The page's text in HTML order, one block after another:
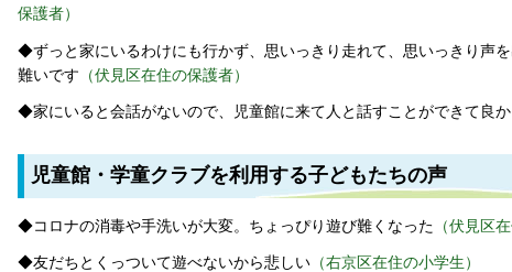
保護者）
◆ずっと家にいるわけにも行かず、思いっきり走れて、思いっきり声
難いです （伏見区在住の保護者）
◆家にいると会話がないので、児童館に来て人と話すことができて良
児童館・学童クラブを利用する子どもたちの声
◆コロナの消毒や手洗いが大変。ちょっぴり遊び難くなった （伏見区
◆友だちとくっついて遊べないから悲しい （右京区在住の小学生）